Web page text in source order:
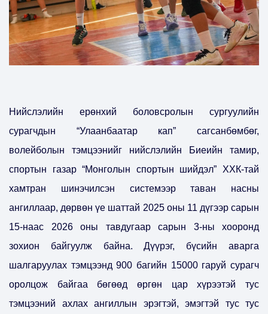
Нийслэлийн ерөнхий боловсролын сургуулийн
сурагчдын “Улаанбаатар кап” сагсанбөмбөг,
волейболын тэмцээнийг нийслэлийн Биеийн тамир,
спортын газар “Монголын спортын шийдэл” ХХК-тай
хамтран шинэчилсэн системээр таван насны
ангиллаар, дөрвөн үе шаттай 2025 оны 11 дүгээр сарын
15-наас 2026 оны тавдугаар сарын 3-ны хооронд
зохион байгуулж байна. Дүүрэг, бүсийн аварга
шалгаруулах тэмцээнд 900 багийн 15000 гаруй сурагч
оролцож байгаа бөгөөд өргөн цар хүрээтэй тус
тэмцээний ахлах ангиллын эрэгтэй, эмэгтэй тус тус